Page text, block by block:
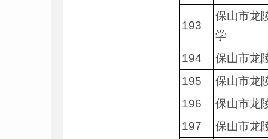
193
保山市龙
学
194
保山市龙
195
保山市龙
196
保山市龙
197
保山市龙